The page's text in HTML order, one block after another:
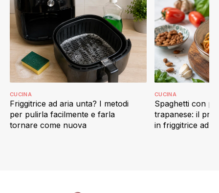
Friggitrice ad aria unta? I metodi
per pulirla facilmente e farla
tornare come nuova
CUCINA
Spaghetti con
trapanese: il
in friggitrice ad
CUCINA